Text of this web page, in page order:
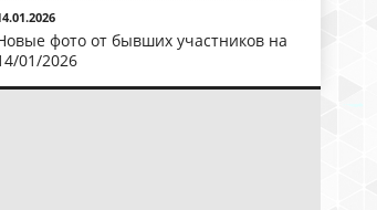
фото от бывших участников на
01/2026